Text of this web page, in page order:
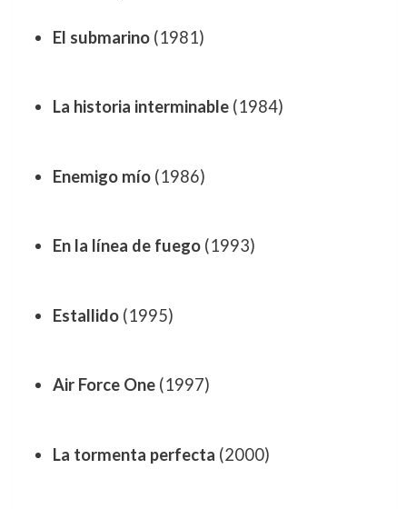
El submarino(1981)
La historia interminable(1984)
Enemigo mío(1986)
En la línea de fuego(1993)
Estallido(1995)
Air Force One(1997)
La tormenta perfecta (2000)